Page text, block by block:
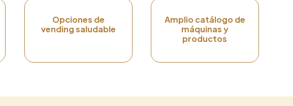
Opciones de
vending saludable
Amplio catálogo de
máquinas y
productos